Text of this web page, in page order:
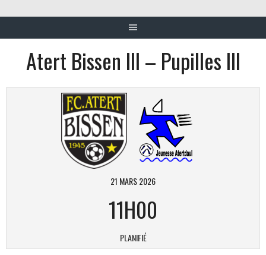
Atert Bissen III – Pupilles III
21 MARS 2026
11H00
PLANIFIÉ